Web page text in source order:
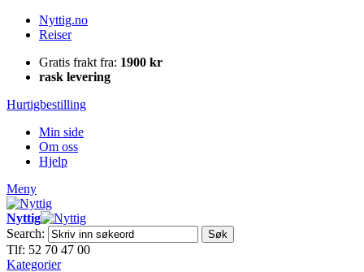
Nyttig.no
Reiser
Gratis frakt fra: 1900 kr
rask levering
Hurtigbestilling
Min side
Om oss
Hjelp
Meny
Nyttig
Search:
Søk
Tlf: 52 70 47 00
Kategorier